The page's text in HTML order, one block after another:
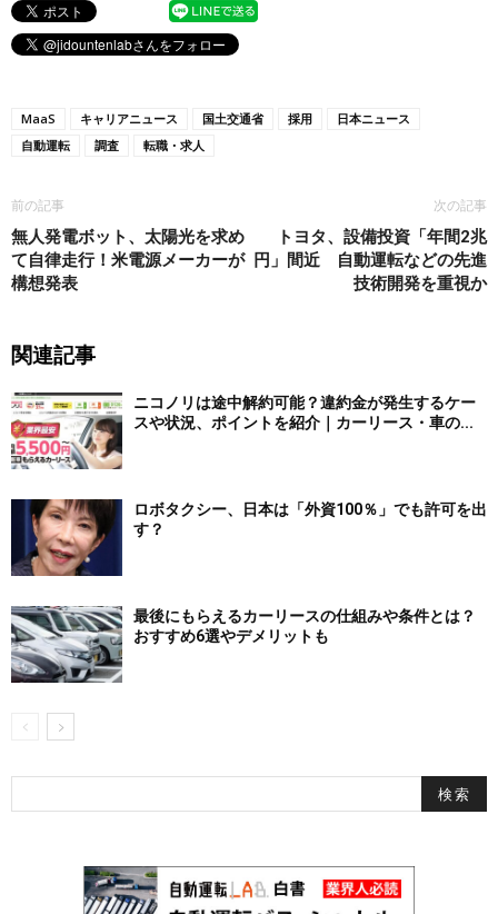
MaaS キャリアニュース 国土交通省 採用
日本ニュース
自動運転
調査 転職・求人
前の記事
無人発電ボット、太陽光を求め
て自律走行！米電源メーカーが
構想発表
次の記事
トヨタ、設備投資「年間2兆
円」間近 自動運転などの先進
技術開発を重視か
関連記事
ニコノリは途中解約可能？違約金が発生するケー
スや状況、ポイントを紹介｜カーリース・車の...
ロボタクシー、日本は「外資100％」でも許可を出
す？
最後にもらえるカーリースの仕組みや条件とは？
おすすめ6選やデメリットも